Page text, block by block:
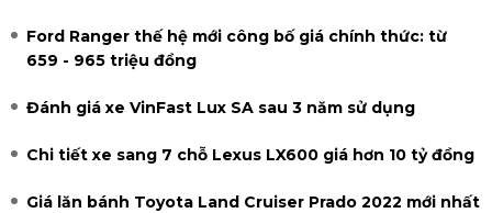
Ford Ranger thế hệ mới công bố giá chính thức: từ
659 - 965 triệu đồng
Đánh giá xe VinFast Lux SA sau 3 năm sử dụng
Chi tiết xe sang 7 chỗ Lexus LX600 giá hơn 10 tỷ đồng
Giá lăn bánh Toyota Land Cruiser Prado 2022 mới nhất